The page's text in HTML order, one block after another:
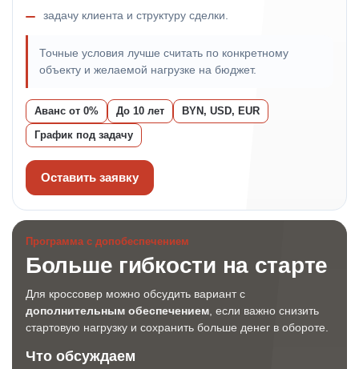
задачу клиента и структуру сделки.
Точные условия лучше считать по конкретному
объекту и желаемой нагрузке на бюджет.
Аванс от 0% До 10 лет
BYN, USD, EUR
График под задачу
Оставить заявку
Программа с допобеспечением
Больше гибкости на старте
Для кроссовер можно обсудить вариант с
дополнительным обеспечением , если важно снизить
стартовую нагрузку и сохранить больше денег в обороте.
Что обсуждаем